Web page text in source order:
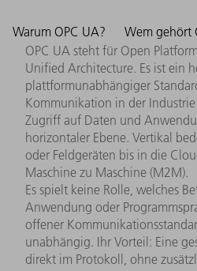
Warum OPC UA?
OPC UA steht für Open
Unified Architecture. Es ist ein
plattformunabhängiger
Kommunikation in der
Zugriff auf Daten und
horizontaler Ebene. Vertikal
oder Feldgeräten bis in die
Maschine zu Maschine (M2M).
Es spielt keine Rolle, welches
Anwendung oder
offener
unabhängig. Ihr Vorteil: Eine
direkt im Protokoll, ohne
Wem gehört